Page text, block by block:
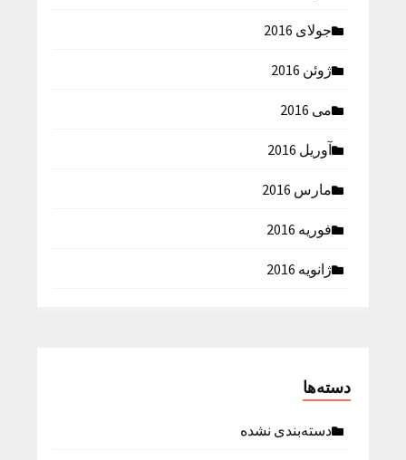
جولای 2016
ژوئن 2016
می 2016
آوریل 2016
مارس 2016
فوریه 2016
ژانویه 2016
دسته‌ها
دسته‌بندی نشده